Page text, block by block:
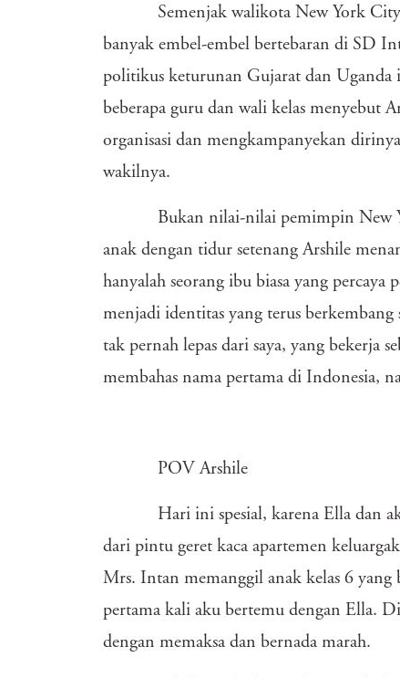
Semenjak walikota New York
banyak embel-embel bertebaran di SD
politikus keturunan Gujarat dan Uganda
beberapa guru dan wali kelas menyebut
organisasi dan mengkampanyekan
wakilnya.
Bukan nilai-nilai pemimpin New
anak dengan tidur setenang Arshile
hanyalah seorang ibu biasa yang percaya
menjadi identitas yang terus berkembang
tak pernah lepas dari saya, yang bekerja
membahas nama pertama di Indonesia,
POV Arshile
Hari ini spesial, karena Ella dan
dari pintu geret kaca apartemen
Mrs. Intan memanggil anak kelas 6
pertama kali aku bertemu dengan Ella.
dengan memaksa dan bernada marah.